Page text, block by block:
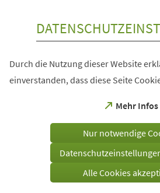
Durch die Nutzung dieser Website
einverstanden, dass diese Seite
Mehr Infos
(Öffnet
einem
Tab)
Nur notwendige
Alle Cookies